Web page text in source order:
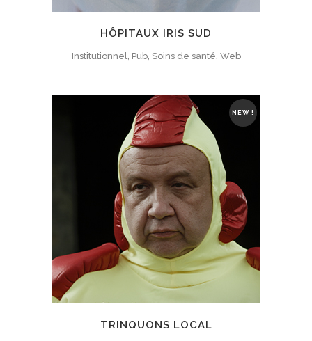
HÔPITAUX IRIS SUD
Institutionnel, Pub, Soins de santé, Web
NEW !
TRINQUONS LOCAL